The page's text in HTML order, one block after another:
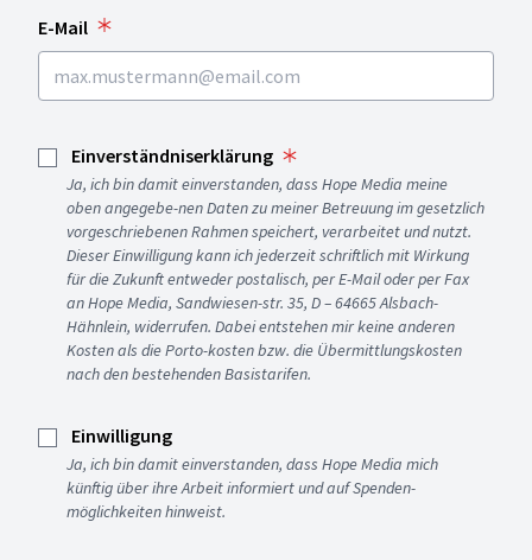
E-Mail
Einverständniserklärung
Ja, ich bin damit einverstanden, dass Hope Media meine
oben angegebe-nen Daten zu meiner Betreuung im gesetzlich
vorgeschriebenen Rahmen speichert, verarbeitet und nutzt.
Dieser Einwilligung kann ich jederzeit schriftlich mit Wirkung
für die Zukunft entweder postalisch, per E-Mail oder per Fax
an Hope Media, Sandwiesen-str. 35, D – 64665 Alsbach-
Hähnlein, widerrufen. Dabei entstehen mir keine anderen
Kosten als die Porto-kosten bzw. die Übermittlungskosten
nach den bestehenden Basistarifen.
Einwilligung
Ja, ich bin damit einverstanden, dass Hope Media mich
künftig über ihre Arbeit informiert und auf Spenden-
möglichkeiten hinweist.